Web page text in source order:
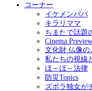
コーナー
イケメンパパ
キラリママ
ちまたで話題
Cinema Preview
文化財 仏像の
私たちの視線
ほ～ほ～法律
防災Topics
ズボラ独女が